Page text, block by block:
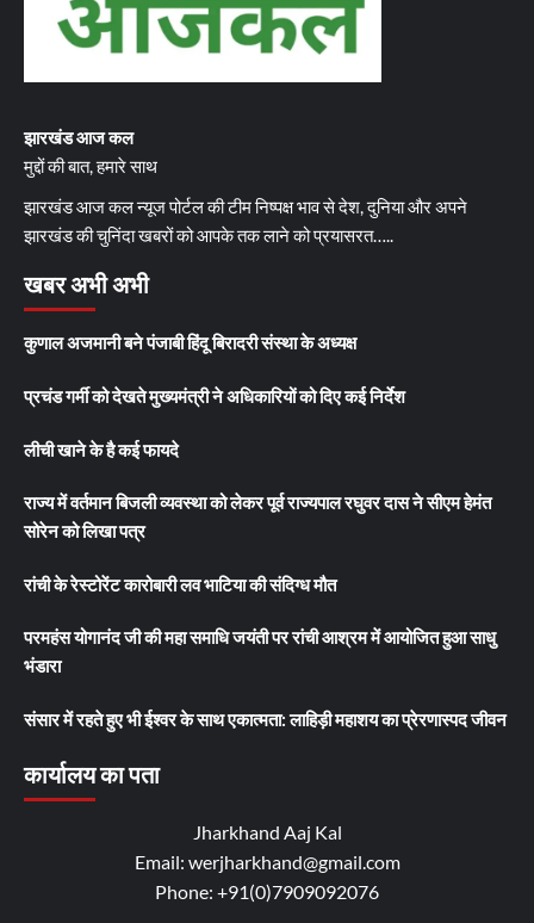
झारखंड आज कल
मुद्दों की बात, हमारे साथ
झारखंड आज कल न्यूज पोर्टल की टीम निष्पक्ष भाव से देश, दुनिया और अपने
झारखंड की चुनिंदा खबरों को आपके तक लाने को प्रयासरत…..
खबर अभी अभी
कुणाल अजमानी बने पंजाबी हिंदू बिरादरी संस्था के अध्यक्ष
प्रचंड गर्मी को देखते मुख्यमंत्री ने अधिकारियों को दिए कई निर्देश
लीची खाने के है कई फायदे
राज्य में वर्तमान बिजली व्यवस्था को लेकर पूर्व राज्यपाल रघुवर दास ने सीएम हेमंत
सोरेन को लिखा पत्र
रांची के रेस्टोरेंट कारोबारी लव भाटिया की संदिग्ध मौत
परमहंस योगानंद जी की महा समाधि जयंती पर रांची आश्रम में आयोजित हुआ साधु
भंडारा
संसार में रहते हुए भी ईश्वर के साथ एकात्मता: लाहिड़ी महाशय का प्रेरणास्पद जीवन
कार्यालय का पता
Jharkhand Aaj Kal
Email: werjharkhand@gmail.com
Phone: +91(0)7909092076